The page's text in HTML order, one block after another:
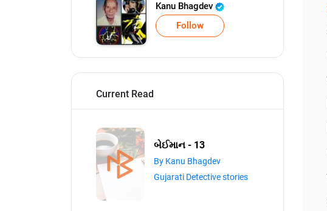
Kanu Bhagdev
Follow
Current Read
બેઈમાન - 13
By Kanu Bhagdev
Gujarati Detective stories